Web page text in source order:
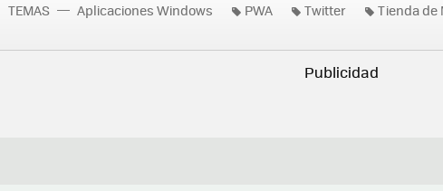
TEMAS Aplicaciones Windows PWA Twitter Tienda de